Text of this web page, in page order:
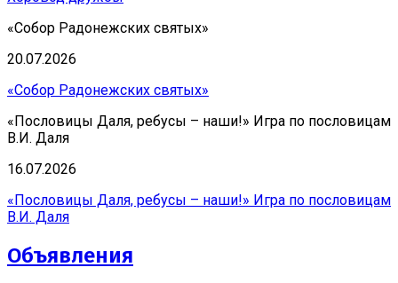
«Собор Радонежских святых»
20.07.2026
«Собор Радонежских святых»
«Пословицы Даля, ребусы – наши!» Игра по пословицам
В.И. Даля
16.07.2026
«Пословицы Даля, ребусы – наши!» Игра по пословицам
В.И. Даля
Объявления